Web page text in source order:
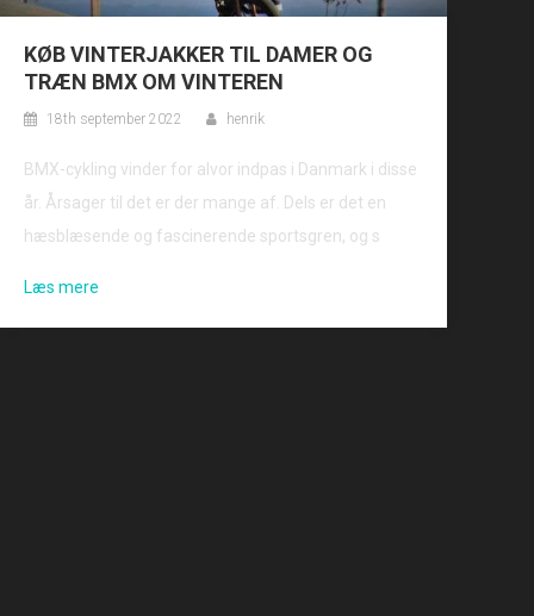
KØB VINTERJAKKER TIL DAMER OG
TRÆN BMX OM VINTEREN
18th september 2022 henrik
BMX-cykling vinder for alvor indpas i Danmark i disse
år. Årsager til det er der mange af. Dels er det en
hæsblæsende og fascinerende sportsgren, og s
Læs mere